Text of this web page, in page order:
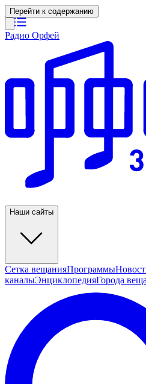
Перейти к содержанию
Радио Орфей
Наши сайты
Сетка вещанияПрограммы
каналыЭнциклопедияГорода